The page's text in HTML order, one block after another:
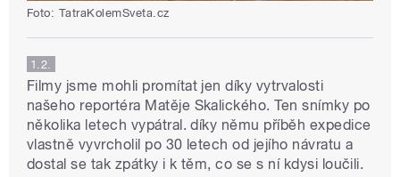
Foto: TatraKolemSveta.cz
1.2.
Filmy jsme mohli promítat jen díky vytrvalosti
našeho reportéra Matěje Skalického. Ten snímky po
několika letech vypátral. díky němu příběh expedice
vlastně vyvrcholil po 30 letech od jejího návratu a
dostal se tak zpátky i k těm, co se s ní kdysi loučili.